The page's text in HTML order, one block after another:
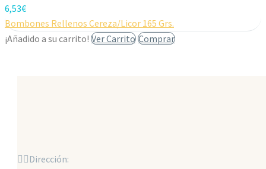
6,53€
Bombones Rellenos Cereza/Licor 165 Grs.
¡Añadido a su carrito! Ver Carrito Comprar
Dirección: